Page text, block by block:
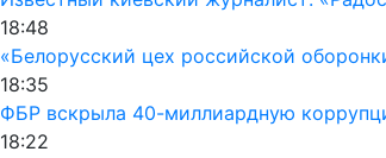
18:48
«Белорусский цех российской
18:35
ФБР вскрыла 40-миллиардную
18:22